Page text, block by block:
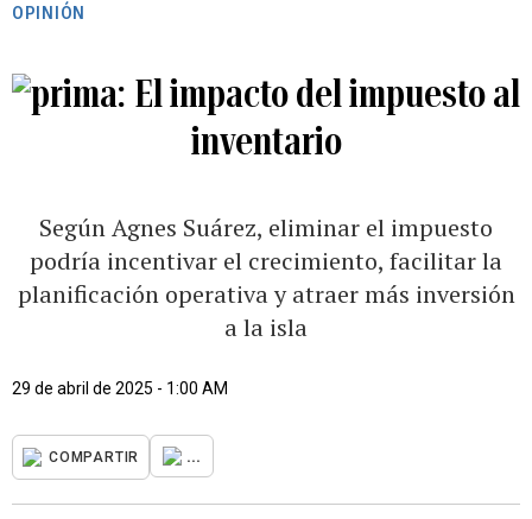
OPINIÓN
El impacto del impuesto al
inventario
Según Agnes Suárez, eliminar el impuesto
podría incentivar el crecimiento, facilitar la
planificación operativa y atraer más inversión
a la isla
29 de abril de 2025 - 1:00 AM
COMPARTIR ...